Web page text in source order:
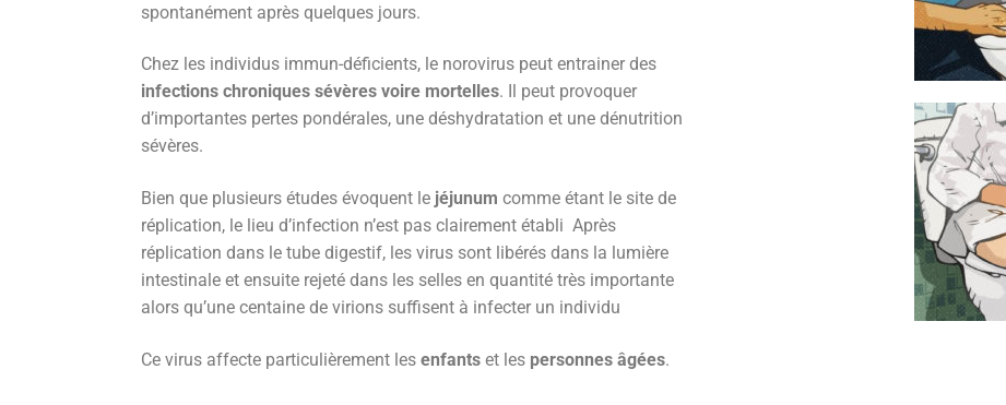
spontanément après quelques jours.
Chez les individus immun-déficients, le norovirus peut entrainer des
infections chroniques sévères voire mortelles. Il peut provoquer
d’importantes pertes pondérales, une déshydratation et une dénutrition
sévères.
Bien que plusieurs études évoquent le jéjunum comme étant le site de
réplication, le lieu d’infection n’est pas clairement établi Après
réplication dans le tube digestif, les virus sont libérés dans la lumière
intestinale et ensuite rejeté dans les selles en quantité très importante
alors qu’une centaine de virions suffisent à infecter un individu
Ce virus affecte particulièrement les enfants et les personnes âgées.